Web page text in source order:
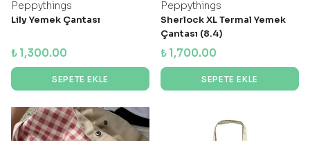
Peppythings
Lily Yemek Çantası
₺ 1,300.00
SEPETE EKLE
Peppythings
Sherlock XL Termal Yemek
Çantası (8.4)
₺ 1,700.00
SEPETE EKLE